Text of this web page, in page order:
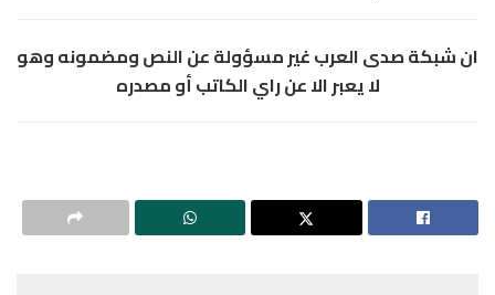
ان شبكة صدى العرب غير مسؤولة عن النص ومضمونه وهو
لا يعبر الا عن راي الكاتب أو مصدره